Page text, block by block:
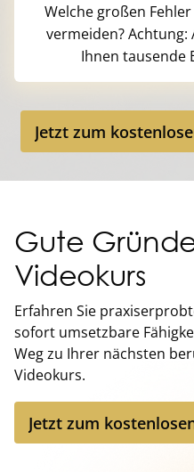
Welche großen
vermeiden? Achtung:
Ihnen tausende
Jetzt zum
Jetzt zum
Gute
Videokurs
Erfahren Sie
sofort umsetzbare
Weg zu Ihrer nächsten
Videokurs.
Jetzt zum
Jetzt zum